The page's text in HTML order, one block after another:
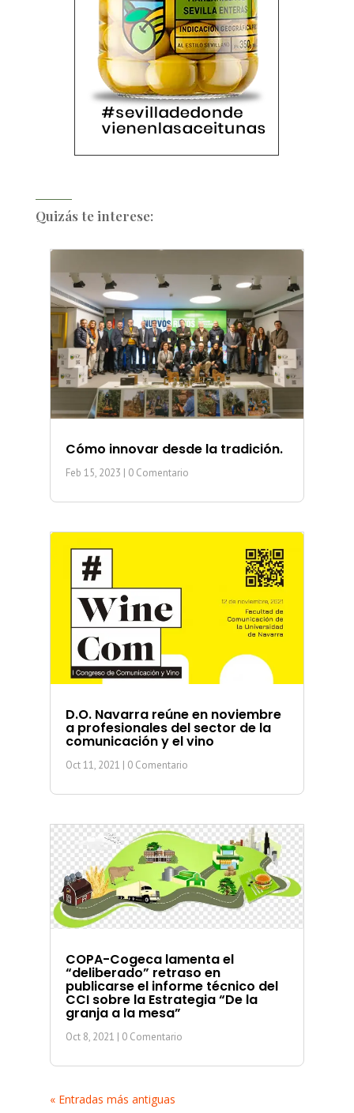
Quizás te interese:
Cómo innovar desde la tradición.
Feb 15, 2023 | 0 Comentario
D.O. Navarra reúne en noviembre
a profesionales del sector de la
comunicación y el vino
Oct 11, 2021 | 0 Comentario
COPA-Cogeca lamenta el
“deliberado” retraso en
publicarse el informe técnico del
CCI sobre la Estrategia “De la
granja a la mesa”
Oct 8, 2021 | 0 Comentario
« Entradas más antiguas